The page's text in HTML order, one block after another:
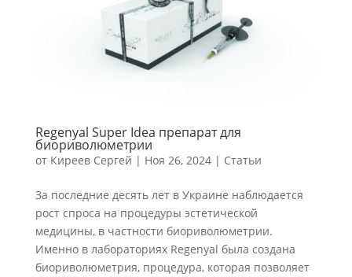
Regenyal Super Idea препарат для
биориволюметрии
от Киреев Сергей | Ноя 26, 2024| Статьи
За последние десять лет в Украине наблюдается
рост спроса на процедуры эстетической
медицины, в частности биориволюметрии.
Именно в лабораториях Regenyal была создана
биориволюметрия, процедура, которая позволяет